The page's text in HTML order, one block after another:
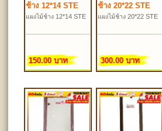
ช้าง 12*14 STE
แผงไม้ช้าง 12*14 STE
150.00 บาท
ช้าง 20*22 STE
แผงไม้ช้าง 20*22 STE
300.00 บาท